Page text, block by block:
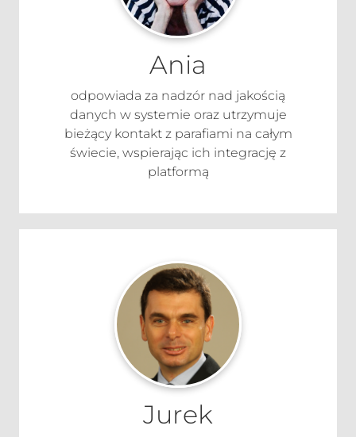
Ania
odpowiada za nadzór nad jakością
danych w systemie oraz utrzymuje
bieżący kontakt z parafiami na całym
świecie, wspierając ich integrację z
platformą
Jurek